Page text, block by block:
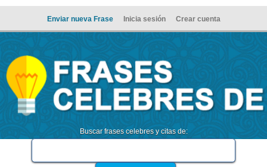
Enviar nueva Frase Inicia sesión Crear cuenta
Buscar frases celebres y citas de: